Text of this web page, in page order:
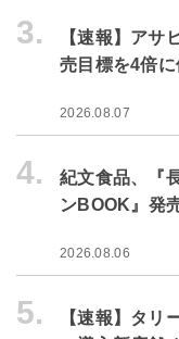
3.
【速報】ア
売目標を4倍に
2026.08.07
4.
紀文食品、『
ンBOOK』発
2026.08.06
5.
【速報】タリ